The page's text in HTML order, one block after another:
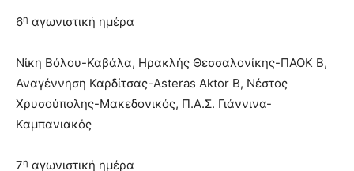
6η αγωνιστική ημέρα
Νίκη Βόλου-Καβάλα, Ηρακλής Θεσσαλονίκης-ΠΑΟΚ Β,
Αναγέννηση Καρδίτσας-Asteras Aktor Β, Νέστος
Χρυσούπολης-Μακεδονικός, Π.Α.Σ. Γιάννινα-
Καμπανιακός
7η αγωνιστική ημέρα